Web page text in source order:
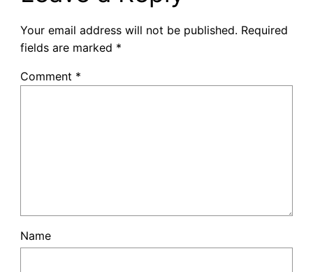
Your email address will not be published. Required
fields are marked *
Comment *
Name